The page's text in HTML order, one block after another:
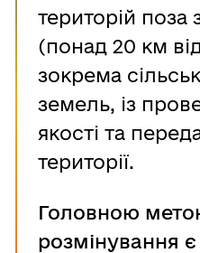
територій
(понад 20 км від
зокрема
земель, із
якості та
території.
Головною
розмінування